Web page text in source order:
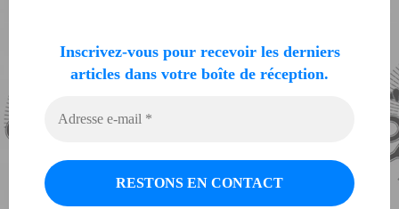
Inscrivez-vous pour recevoir les derniers
articles dans votre boîte de réception.